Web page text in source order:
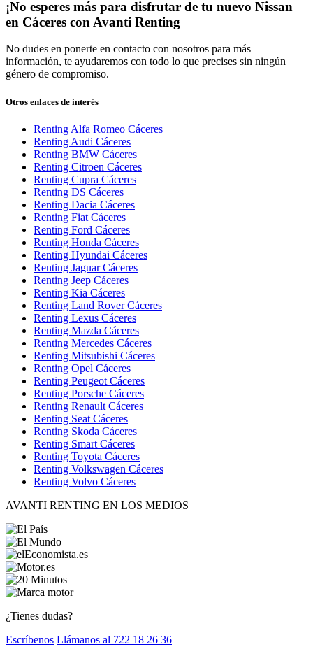
¡No esperes más para disfrutar de tu nuevo Nissan
en Cáceres con Avanti Renting
No dudes en ponerte en contacto con nosotros para más
información, te ayudaremos con todo lo que precises sin ningún
género de compromiso.
Otros enlaces de interés
Renting Alfa Romeo Cáceres
Renting Audi Cáceres
Renting BMW Cáceres
Renting Citroen Cáceres
Renting Cupra Cáceres
Renting DS Cáceres
Renting Dacia Cáceres
Renting Fiat Cáceres
Renting Ford Cáceres
Renting Honda Cáceres
Renting Hyundai Cáceres
Renting Jaguar Cáceres
Renting Jeep Cáceres
Renting Kia Cáceres
Renting Land Rover Cáceres
Renting Lexus Cáceres
Renting Mazda Cáceres
Renting Mercedes Cáceres
Renting Mitsubishi Cáceres
Renting Opel Cáceres
Renting Peugeot Cáceres
Renting Porsche Cáceres
Renting Renault Cáceres
Renting Seat Cáceres
Renting Skoda Cáceres
Renting Smart Cáceres
Renting Toyota Cáceres
Renting Volkswagen Cáceres
Renting Volvo Cáceres
AVANTI RENTING EN LOS MEDIOS
¿Tienes dudas?
Escríbenos Llámanos al 722 18 26 36